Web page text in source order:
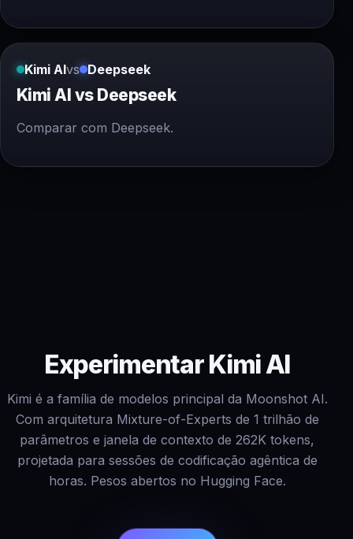
Kimi AIvs Deepseek
Kimi AI vs Deepseek
Comparar com Deepseek.
Experimentar Kimi AI
Kimi é a família de modelos principal da Moonshot AI.
Com arquitetura Mixture-of-Experts de 1 trilhão de
parâmetros e janela de contexto de 262K tokens,
projetada para sessões de codificação agêntica de
horas. Pesos abertos no Hugging Face.